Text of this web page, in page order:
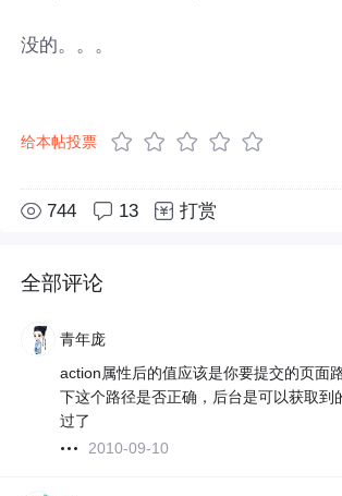
没的。。。
给本帖投票
744 13 打赏
全部评论
青年庞
action属性后的值应该是你要提交的页面
下这个路径是否正确，后台是可以获取到
过了
2010-09-10